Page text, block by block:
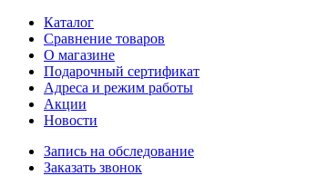
Каталог
Сравнение товаров
О магазине
Подарочный сертификат
Адреса и режим работы
Акции
Новости
Запись на обследование
Заказать звонок